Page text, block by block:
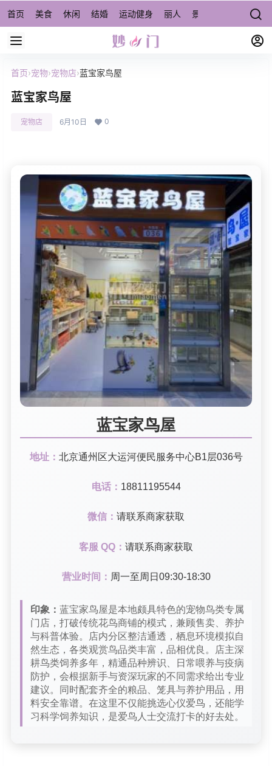
首页 美食 休闲 结婚 运动健身 丽人 景点/周边游 宠物
首页›宠物›宠物店›蓝宝家鸟屋
蓝宝家鸟屋
宠物店 6月10日 0
蓝宝家鸟屋
地址： 北京通州区大运河便民服务中心B1层036号
电话： 18811195544
微信： 请联系商家获取
客服 QQ： 请联系商家获取
营业时间： 周一至周日09:30-18:30
印象： 蓝宝家鸟屋是本地颇具特色的宠物鸟类专属
门店，打破传统花鸟商铺的模式，兼顾售卖、养护
与科普体验。店内分区整洁通透，栖息环境模拟自
然生态，各类观赏鸟品类丰富，品相优良。店主深
耕鸟类饲养多年，精通品种辨识、日常喂养与疫病
防护，会根据新手与资深玩家的不同需求给出专业
建议。同时配套齐全的粮品、笼具与养护用品，用
料安全靠谱。在这里不仅能挑选心仪爱鸟，还能学
习科学饲养知识，是爱鸟人士交流打卡的好去处。